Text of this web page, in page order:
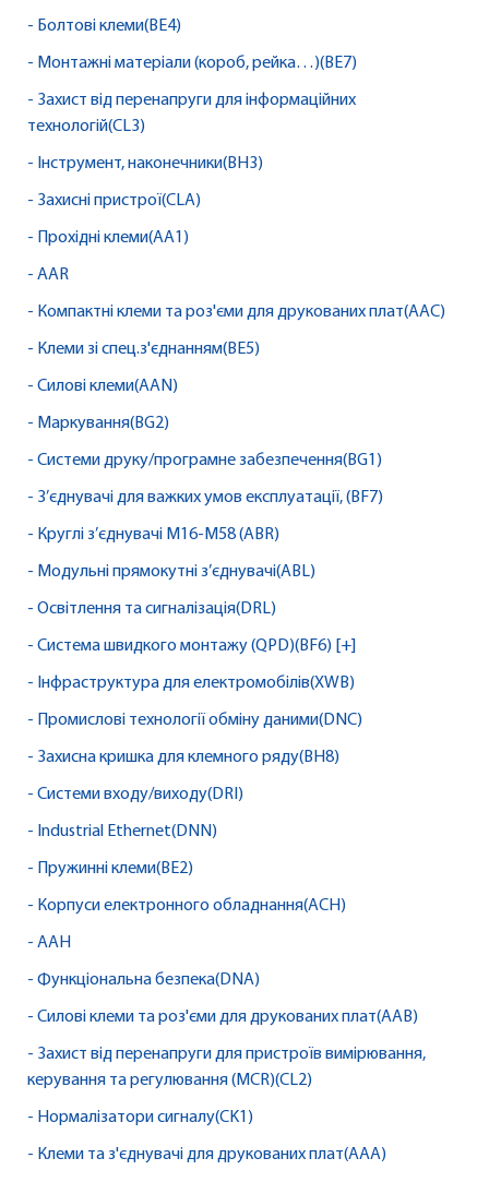
- Болтові клеми(BE4)
- Монтажні матеріали (короб, рейка…)(BE7)
- Захист від перенапруги для інформаційних
технологій(CL3)
- Інструмент, наконечники(BH3)
- Захисні пристрої(CLA)
- Прохідні клеми(AA1)
- AAR
- Компактні клеми та роз'єми для друкованих плат(AAC)
- Клеми зі спец.з'єднанням(BE5)
- Силові клеми(AAN)
- Маркування(BG2)
- Системи друку/програмне забезпечення(BG1)
- З’єднувачі для важких умов експлуатації, (BF7)
- Круглі з’єднувачі M16-M58 (ABR)
- Модульні прямокутні з’єднувачі(ABL)
- Освітлення та сигналізація(DRL)
- Система швидкого монтажу (QPD)(BF6) [+]
- Інфраструктура для електромобілів(XWB)
- Промислові технології обміну даними(DNC)
- Захисна кришка для клемного ряду(BH8)
- Системи входу/виходу(DRI)
- Industrial Ethernet(DNN)
- Пружинні клеми(BE2)
- Корпуси електронного обладнання(ACH)
- AAH
- Функціональна безпека(DNA)
- Силові клеми та роз'єми для друкованих плат(AAB)
- Захист від перенапруги для пристроїв вимірювання,
керування та регулювання (MCR)(CL2)
- Нормалізатори сигналу(CK1)
- Клеми та з'єднувачі для друкованих плат(AAA)